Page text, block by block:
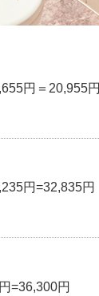
円＝20,955円
円=32,835円
=36,300円